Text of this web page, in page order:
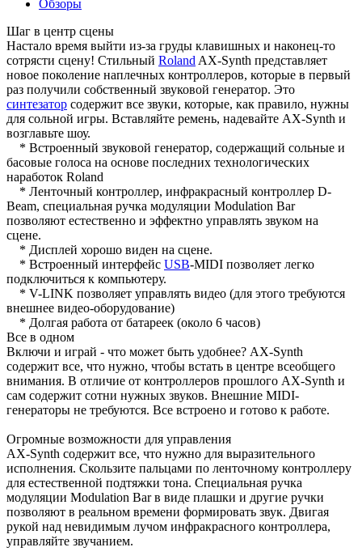
Обзоры
Шаг в центр сцены
Настало время выйти из-за груды клавишных и наконец-то
сотрясти сцену! Стильный Roland AX-Synth представляет
новое поколение наплечных контроллеров, которые в первый
раз получили собственный звуковой генератор. Это
синтезатор содержит все звуки, которые, как правило, нужны
для сольной игры. Вставляйте ремень, надевайте AX-Synth и
возглавьте шоу.
* Встроенный звуковой генератор, содержащий сольные и
басовые голоса на основе последних технологических
наработок Roland
* Ленточный контроллер, инфракрасный контроллер D-
Beam, специальная ручка модуляции Modulation Bar
позволяют естественно и эффектно управлять звуком на
сцене.
* Дисплей хорошо виден на сцене.
* Встроенный интерфейс USB-MIDI позволяет легко
подключиться к компьютеру.
* V-LINK позволяет управлять видео (для этого требуются
внешнее видео-оборудование)
* Долгая работа от батареек (около 6 часов)
Все в одном
Включи и играй - что может быть удобнее? AX-Synth
содержит все, что нужно, чтобы встать в центре всеобщего
внимания. В отличие от контроллеров прошлого AX-Synth и
сам содержит сотни нужных звуков. Внешние MIDI-
генераторы не требуются. Все встроено и готово к работе.
Огромные возможности для управления
AX-Synth содержит все, что нужно для выразительного
исполнения. Скользите пальцами по ленточному контроллеру
для естественной подтяжки тона. Специальная ручка
модуляции Modulation Bar в виде плашки и другие ручки
позволяют в реальном времени формировать звук. Двигая
рукой над невидимым лучом инфракрасного контроллера,
управляйте звучанием.